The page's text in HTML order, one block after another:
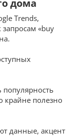
дома
Trends,
«buy
популярность
крайне полезно
данные, акцент